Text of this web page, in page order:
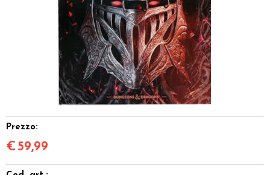
Giocattoli e Gadget
Offerte del Dragone
Prezzo:
€ 59,99